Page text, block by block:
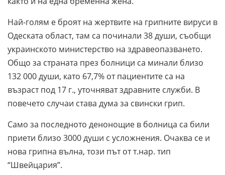
Най-голям е броят на жертвите на грипните вируси в
Одеската област, там са починали 38 души, съобщи
украинското министерство на здравеопазването.
Общо за страната през болници са минали близо
132 000 души, като 67,7% от пациентите са на
възраст под 17 г., уточняват здравните служби. В
повечето случаи става дума за свински грип.
Само за последното денонощие в болница са били
приети близо 3000 души с усложнения. Очаква се и
нова грипна вълна, този път от т.нар. тип
“Швейцария”.